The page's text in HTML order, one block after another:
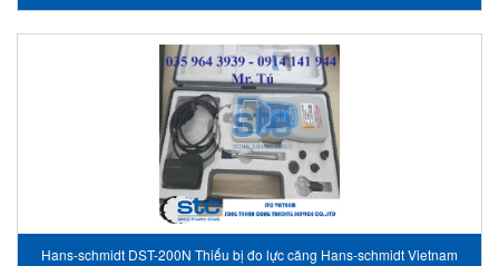
Hans-schmidt DST-200N Thiếu bị đo lực căng Hans-schmidt Vietnam